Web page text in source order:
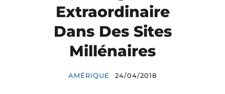
Extraordinaire
Dans Des Sites
Millénaires
AMÉRIQUE 24/04/2018